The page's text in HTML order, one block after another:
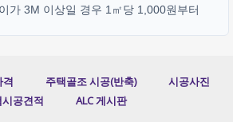
가 3M 이상일 경우 1㎡당 1,000원부터
격 주택골조 시공(반축)
시공사진
시공견적
ALC 게시판